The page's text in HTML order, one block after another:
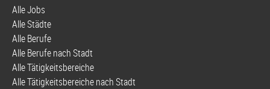
Alle Jobs
Alle Städte
Alle Berufe
Alle Berufe nach Stadt
Alle Tätigkeitsbereiche
Alle Tätigkeitsbereiche nach Stadt